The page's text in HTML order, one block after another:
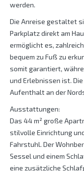
werden.
Die Anreise gestaltet
Parkplatz direkt am
ermöglicht es,
bequem zu Fuß zu
somit garantiert,
und Erlebnissen ist.
Aufenthalt an der
Ausstattungen:
Das 44 m² große
stilvolle Einrichtung
Fahrstuhl. Der
Sessel und einem
eine zusätzliche